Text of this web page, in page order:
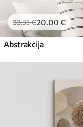
33.33€20.00 €
Abstrakcija